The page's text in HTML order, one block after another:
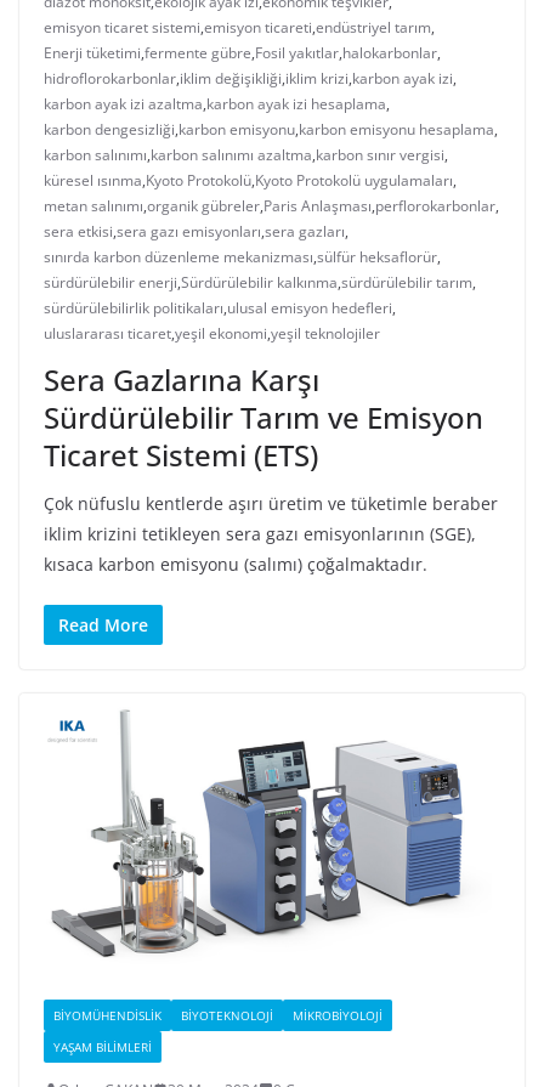
emisyon ticaret sistemi,emisyon ticareti,endüstriyel tarım,
Enerji tüketimi,fermente gübre,Fosil yakıtlar,halokarbonlar,
hidroflorokarbonlar,iklim değişikliği,iklim krizi,karbon ayak izi,
karbon ayak izi azaltma,karbon ayak izi hesaplama,
karbon dengesizliği,karbon emisyonu,karbon emisyonu hesaplama,
karbon salınımı,karbon salınımı azaltma,karbon sınır vergisi,
küresel ısınma,Kyoto Protokolü,Kyoto Protokolü uygulamaları,
metan salınımı,organik gübreler,Paris Anlaşması,perflorokarbonlar,
sera etkisi,sera gazı emisyonları,sera gazları,
sınırda karbon düzenleme mekanizması,sülfür heksaflorür,
sürdürülebilir enerji,Sürdürülebilir kalkınma,sürdürülebilir tarım,
sürdürülebilirlik politikaları,ulusal emisyon hedefleri,
uluslararası ticaret,yeşil ekonomi,yeşil teknolojiler
Sera Gazlarına Karşı
Sürdürülebilir Tarım ve Emisyon
Ticaret Sistemi (ETS)
Çok nüfuslu kentlerde aşırı üretim ve tüketimle beraber
iklim krizini tetikleyen sera gazı emisyonlarının (SGE),
kısaca karbon emisyonu (salımı) çoğalmaktadır.
Read More
BIYOMÜHENDISLIK BIYOTEKNOLOJI
MIKROBIYOLOJI
YAŞAM BILIMLERI